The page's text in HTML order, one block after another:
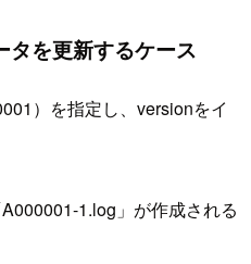
を更新するケース
）を指定し、versionをイ
1.log」が作成される